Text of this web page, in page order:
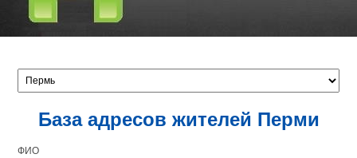
База адресов жителей Перми
ФИО